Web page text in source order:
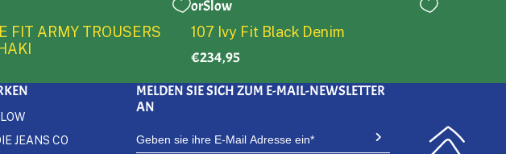
FIT ARMY TROUSERS
0
orSlow
107 Ivy Fit Black Denim
€234,95
MELDEN SIE SICH ZUM E-MAIL-NEWSLETTER
AN
JEANS CO